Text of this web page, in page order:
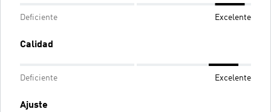
Deficiente Excelente
Calidad
Deficiente Excelente
Ajuste